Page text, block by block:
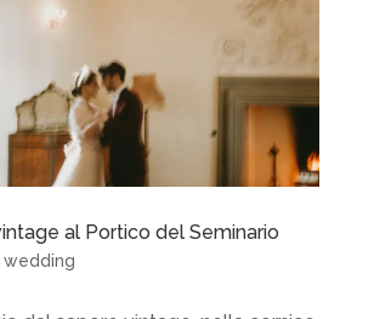
al Portico del Seminario
wedding